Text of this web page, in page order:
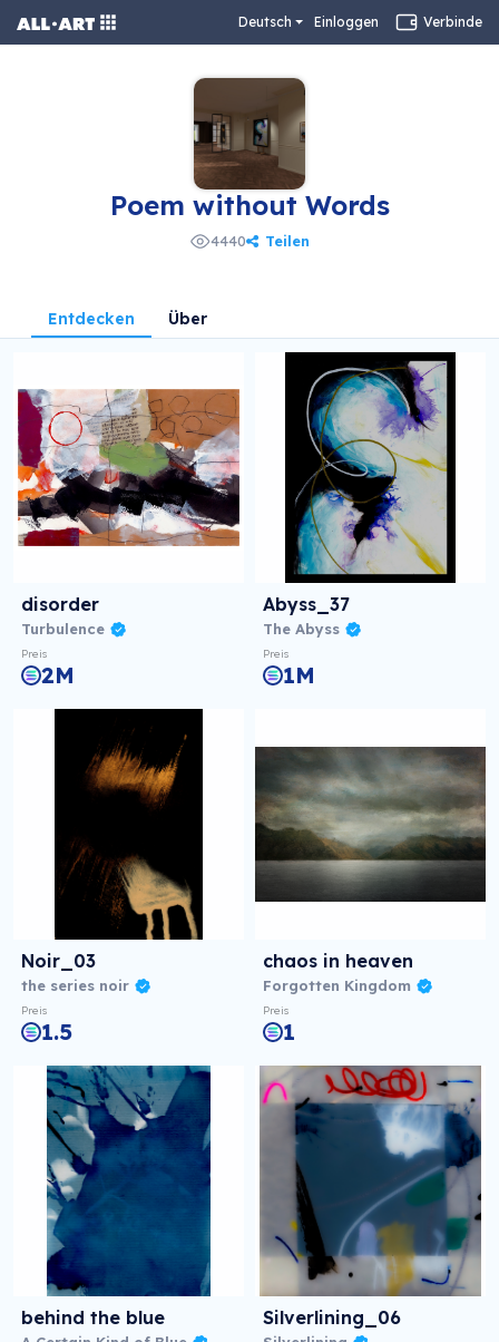
Deutsch Einloggen Verbinde
Poem without Words
4440 Teilen
Entdecken Über
disorder
Turbulence
Preis
2M
Abyss_37
The Abyss
Preis
1M
Noir_03
the series noir
Preis
1.5
chaos in heaven
Forgotten Kingdom
Preis
1
behind the blue Silverlining_06